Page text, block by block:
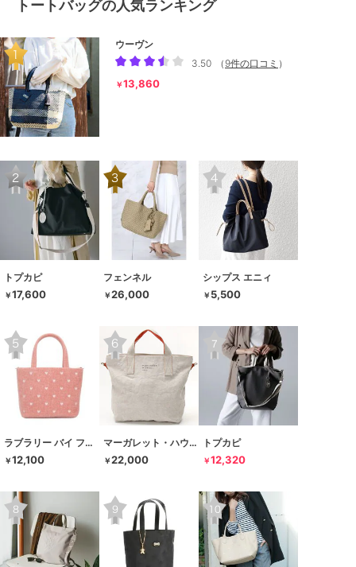
トートバッグの人気ランキング
ウーヴン
3.50
（ 9件の口コミ ）
￥13,860
トプカピ
￥17,600
フェンネル
￥26,000
シップス エニィ
￥ 5,500
ラブラリー バイ フェイラー
￥12,100
マーガレット・ハウエル アイデア
￥22,000
トプカピ
￥12,320